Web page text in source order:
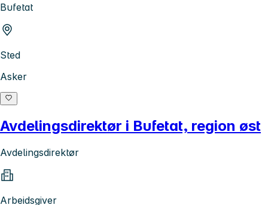
Bufetat
Sted
Asker
Avdelingsdirektør i Bufetat, region øst
Avdelingsdirektør
Arbeidsgiver